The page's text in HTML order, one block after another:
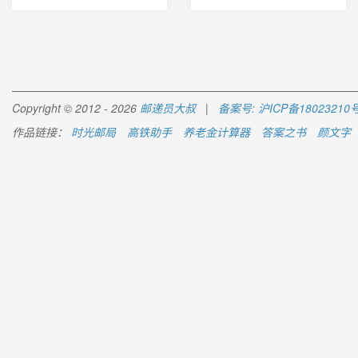
Copyright © 2012 - 2026 邮递员大叔| 备案号: 沪ICP备18023210
作品链接： 时光邮局 高铁助手 养老金计算器 答案之书 颜文字